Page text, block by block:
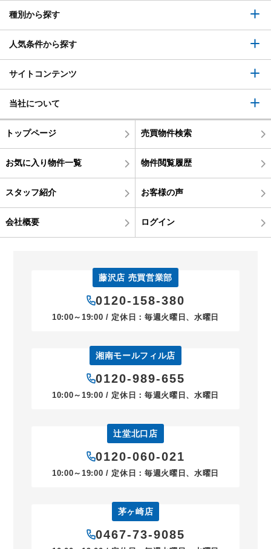
種別から探す
人気条件から探す
サイトコンテンツ
当社について
トップページ 売買物件検索
お気に入り物件一覧 物件閲覧履歴
スタッフ紹介 お客様の声
会社概要 ログイン
藤沢店 売買営業部
0120-158-380
10:00～19:00 / 定休日：毎週火曜日、水曜日
湘南モールフィル店
0120-989-655
10:00～19:00 / 定休日：毎週火曜日、水曜日
辻堂北口店
0120-060-021
10:00～19:00 / 定休日：毎週火曜日、水曜日
茅ヶ崎店
0467-73-9085